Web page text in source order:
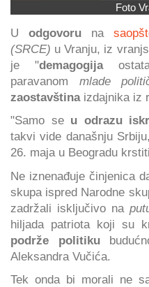
Foto
U odgovoruna
(SRCE) u Vranju, iz
je "demagogija
paravanom mlade
zaostavština izdajnika iz
"Samo se u odrazu
takvi vide današnju
26. maja u Beogradu krstiti
Ne iznenađuje činjenica
skupa ispred Narodne
zadržali isključivo na
hiljada patriota koji su
podrže politiku
Aleksandra Vučića.
Tek onda bi morali ne